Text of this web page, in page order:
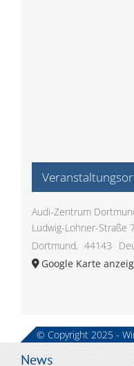
Audi-Zentrum
Ludwig-Lohner-Straße
Dortmund, 44143
Google Karte
News
© Copyright 2025 -